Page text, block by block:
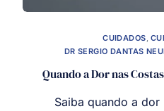
CUIDADOS
DR SERGIO DANTAS
Quando a Dor nas
Saiba quando a dor